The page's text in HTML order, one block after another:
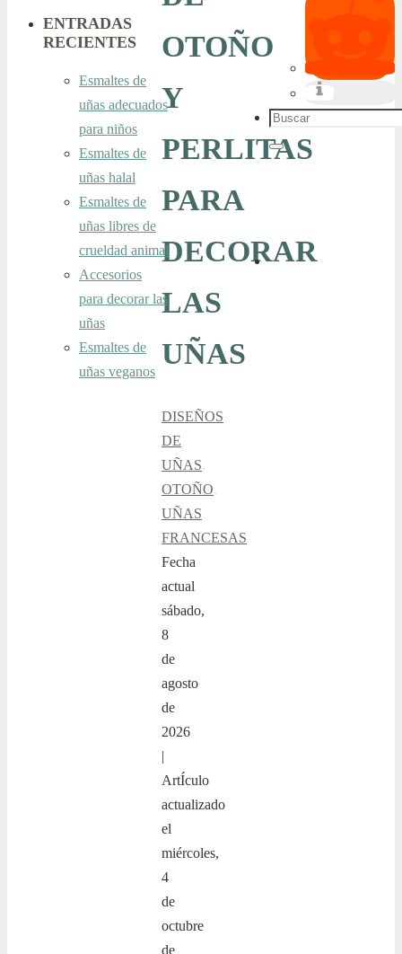
OTOÑO
Y
PERLITAS
PARA
DECORAR
LAS
UÑAS
DISEÑOS
DE
UÑAS,
OTOÑO,
UÑAS
FRANCESAS
Fecha
actual
sábado,
8
de
agosto
de
2026
|
ArtÍculo
actualizado
el
miércoles,
4
de
octubre
de
ENTRADAS
RECIENTES
Esmaltes de
uñas adecuados
para niños
Esmaltes de
uñas halal
Esmaltes de
uñas libres de
crueldad animal
Accesorios
para decorar las
uñas
Esmaltes de
uñas veganos
Buscar:
Buscar